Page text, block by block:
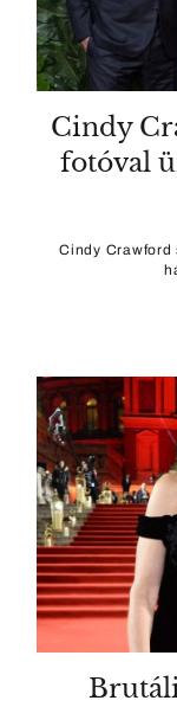
Cindy
fotóval
Cindy